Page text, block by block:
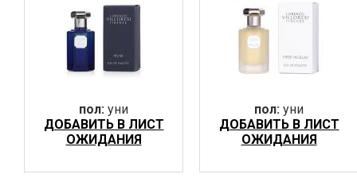
пол: уни
ДОБАВИТЬ В ЛИСТ
ОЖИДАНИЯ
пол: уни
ДОБАВИТЬ В ЛИСТ
ОЖИДАНИЯ